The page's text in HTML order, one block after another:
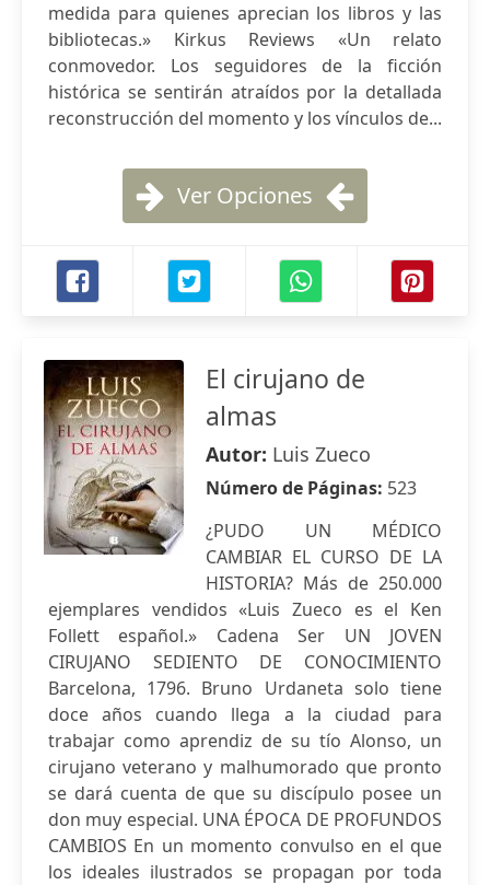
medida para quienes aprecian los libros y las
bibliotecas.» Kirkus Reviews «Un relato
conmovedor. Los seguidores de la ficción
histórica se sentirán atraídos por la detallada
reconstrucción del momento y los vínculos de...
Ver Opciones
El cirujano de
almas
Autor: Luis Zueco
Número de Páginas: 523
¿PUDO UN MÉDICO
CAMBIAR EL CURSO DE LA
HISTORIA? Más de 250.000
ejemplares vendidos «Luis Zueco es el Ken
Follett español.» Cadena Ser UN JOVEN
CIRUJANO SEDIENTO DE CONOCIMIENTO
Barcelona, 1796. Bruno Urdaneta solo tiene
doce años cuando llega a la ciudad para
trabajar como aprendiz de su tío Alonso, un
cirujano veterano y malhumorado que pronto
se dará cuenta de que su discípulo posee un
don muy especial. UNA ÉPOCA DE PROFUNDOS
CAMBIOS En un momento convulso en el que
los ideales ilustrados se propagan por toda